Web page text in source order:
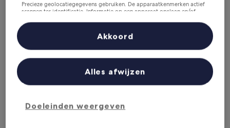
Precieze geolocatiegegevens gebruiken. De apparaatkenmerken actief
scannen ter identificatie. Informatie op een apparaat opslaan en/of
contentmetingen, doelgroepenonderzoek en ontwikkeling van
Doeleinden weergeven
Alles afwijzen
Akkoord